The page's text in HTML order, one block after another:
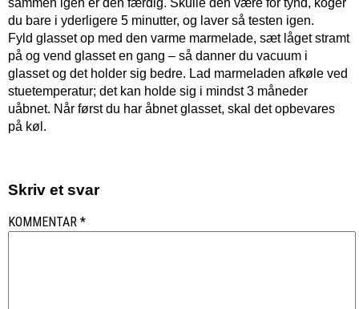
du bare i yderligere 5 minutter, og laver så testen igen.
Fyld glasset op med den varme marmelade, sæt låget stramt
på og vend glasset en gang – så danner du vacuum i
glasset og det holder sig bedre. Lad marmeladen afkøle ved
stuetemperatur; det kan holde sig i mindst 3 måneder
uåbnet. Når først du har åbnet glasset, skal det opbevares
på køl.
Skriv et svar
KOMMENTAR *